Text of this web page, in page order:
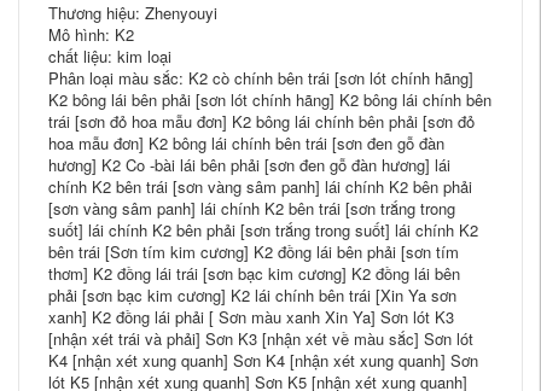
Thương hiệu: Zhenyouyi
Mô hình: K2
chất liệu: kim loại
Phân loại màu sắc: K2 cò chính bên trái [sơn lót chính hãng]
K2 bông lái bên phải [sơn lót chính hãng] K2 bông lái chính bên
trái [sơn đỏ hoa mẫu đơn] K2 bông lái chính bên phải [sơn đỏ
hoa mẫu đơn] K2 bông lái chính bên trái [sơn đen gỗ đàn
hương] K2 Co -bài lái bên phải [sơn đen gỗ đàn hương] lái
chính K2 bên trái [sơn vàng sâm panh] lái chính K2 bên phải
[sơn vàng sâm panh] lái chính K2 bên trái [sơn trắng trong
suốt] lái chính K2 bên phải [sơn trắng trong suốt] lái chính K2
bên trái [Sơn tím kim cương] K2 đồng lái bên phải [sơn tím
thơm] K2 đồng lái trái [sơn bạc kim cương] K2 đồng lái bên
phải [sơn bạc kim cương] K2 lái chính bên trái [Xin Ya sơn
xanh] K2 đồng lái phải [ Sơn màu xanh Xin Ya] Sơn lót K3
[nhận xét trái và phải] Sơn K3 [nhận xét về màu sắc] Sơn lót
K4 [nhận xét xung quanh] Sơn K4 [nhận xét xung quanh] Sơn
lót K5 [nhận xét xung quanh] Sơn K5 [nhận xét xung quanh]